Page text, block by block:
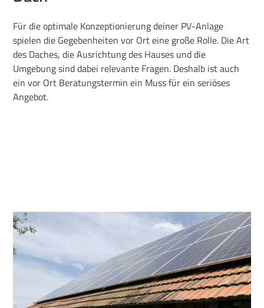
Für die optimale Konzeptionierung deiner PV-Anlage
spielen die Gegebenheiten vor Ort eine große Rolle. Die Art
des Daches, die Ausrichtung des Hauses und die
Umgebung sind dabei relevante Fragen. Deshalb ist auch
ein vor Ort Beratungstermin ein Muss für ein seriöses
Angebot.